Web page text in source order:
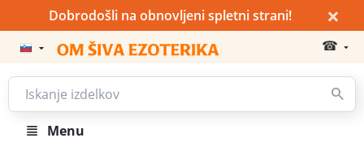
Dobrodošli na obnovljeni spletni strani! ×
☎
Menu